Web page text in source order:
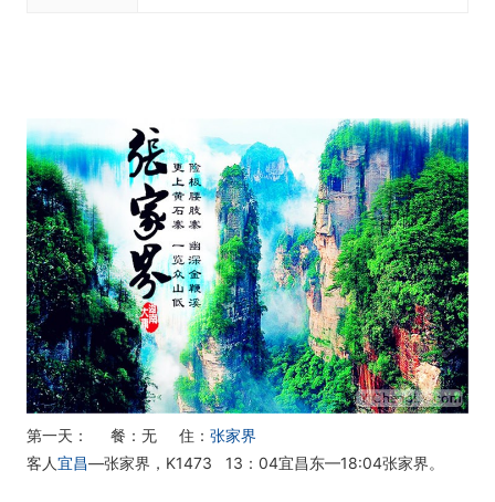
第一天： 餐：无 住： 张家界
客人宜昌—张家界，K1473 13：04宜昌东—18:04张家界。